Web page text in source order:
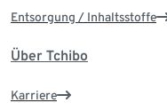
Entsorgung / Inhaltsstoffe
Über Tchibo
Karriere